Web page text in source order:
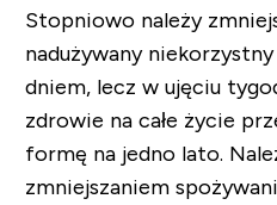
Stopniowo należy
nadużywany
dniem, lecz w ujęciu
zdrowie na całe życie
formę na jedno lato.
zmniejszaniem